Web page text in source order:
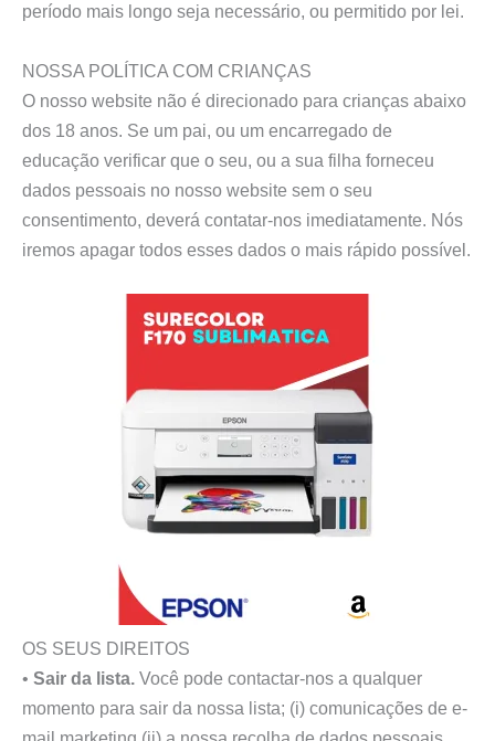
período mais longo seja necessário, ou permitido por lei.
NOSSA POLÍTICA COM CRIANÇAS
O nosso website não é direcionado para crianças abaixo
dos 18 anos. Se um pai, ou um encarregado de
educação verificar que o seu, ou a sua filha forneceu
dados pessoais no nosso website sem o seu
consentimento, deverá contatar-nos imediatamente. Nós
iremos apagar todos esses dados o mais rápido possível.
OS SEUS DIREITOS
• Sair da lista. Você pode contactar-nos a qualquer
momento para sair da nossa lista; (i) comunicações de e-